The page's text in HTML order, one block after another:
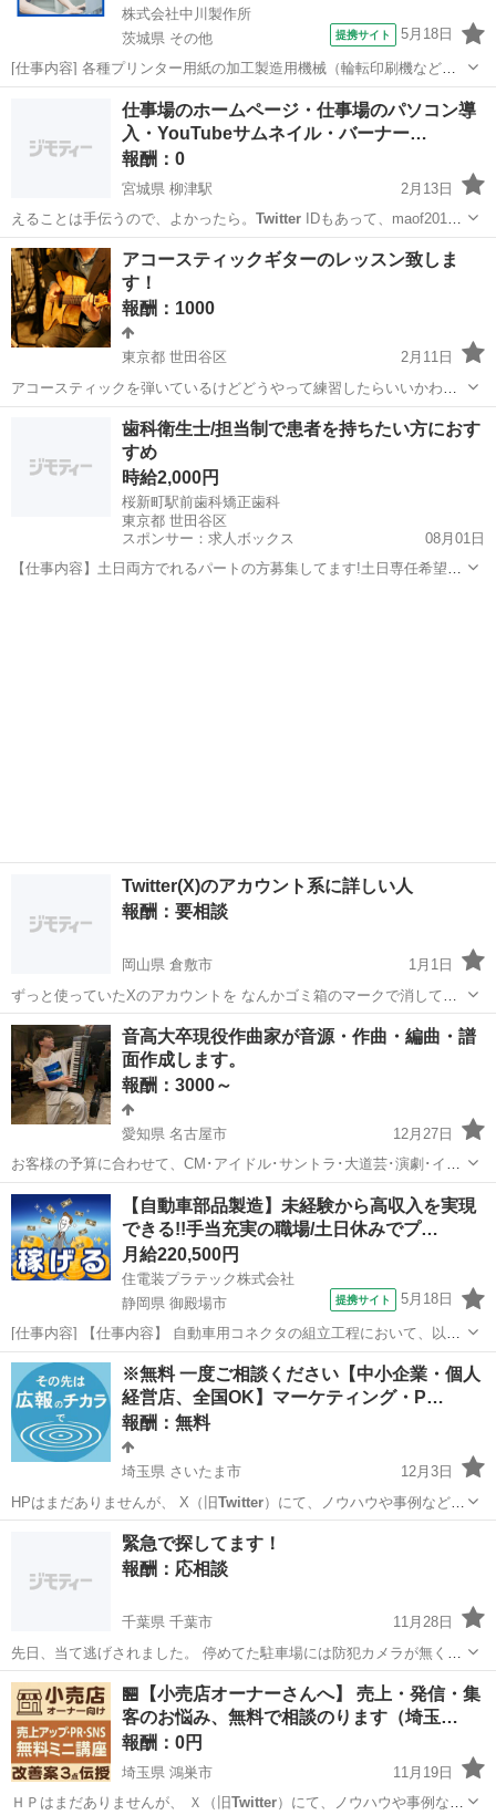
株式会社中川製作所
茨城県 その他
提携サイト 5月18日
[仕事内容] 各種プリンター用紙の加工製造用機械（輪転印刷機など）
の 操作をお任せします。 ＜具体的には…＞ ・印刷機械やスリッター
機の操作、製品の製造 ・製品に応じた機械の設定・調整 （裁断・型
抜き・ミシン目・穴開け加...
工場
仕事場のホームページ・仕事場のパソコン導
入・YouTubeサムネイル・バーナー…
報酬：0
宮城県 柳津駅
2月13日
えることは手伝うので、よかったら。 TwitterIDもあって、maof2015
と…
宮城 登米市 教えたい
アコースティックギターのレッスン致しま
す！
報酬：1000
東京都 世田谷区
2月11日
アコースティックを弾いているけどどうやって練習したらいいかわか
らない、この曲が弾きたい…など悩みがあるかと思います。 そんな方
にマンツーマンでレッスンをさせて頂きます。 都心から行ける範囲で
あれば場所はどこでも大丈夫...
世田谷区 教えたい 場所
歯科衛生士/担当制で患者を持ちたい方におす
すめ
時給2,000円
桜新町駅前歯科矯正歯科
東京都 世田谷区
スポンサー：求人ボックス
08月01日
【仕事内容】土日両方でれるパートの方募集してます!土日専任希望で
Twitter(X)のアカウント系に詳しい人
報酬：要相談
岡山県 倉敷市
1月1日
ずっと使っていたXのアカウントを なんかゴミ箱のマークで消してし
まって、 それから新しいアカウントを作って しまって、、、 どうや
ったら最初に使っていた アカウントに戻せますかあ😭😭
岡山 倉敷市 教えて Twitter
音高大卒現役作曲家が音源・作曲・編曲・譜
面作成します。
報酬：3000～
愛知県 名古屋市
12月27日
お客様の予算に合わせて、CM･アイドル･サントラ･大道芸･演劇･イベ
ント･ミュージカル･歌モノのオリジナル楽曲・音源制作・譜面制作な
ど音楽に関わることに関して相談の上請け負います。 作品一覧はこち
ら → https...
愛知 名古屋市 その他 楽曲提供
【自動車部品製造】未経験から高収入を実現
できる!!手当充実の職場/土日休みでプ…
月給220,500円
住電装プラテック株式会社
静岡県 御殿場市
提携サイト 5月18日
[仕事内容] 【仕事内容】 自動車用コネクタの組立工程において、以下
業務をお願いいたします。 ■組立自動機の操作 ■生産段取り ■箱替え ■
材料供給及び補助作業 （業務の変更の範囲） 会社が定める範囲の業務
（勤務地の変...
静岡 御殿場市 工場
※無料 一度ご相談ください【中小企業・個人
経営店、全国OK】マーケティング・P…
報酬：無料
埼玉県 さいたま市
12月3日
HPはまだありませんが、 X（旧Twitter）にて、ノウハウや事例など、
発信中…
さいたま市 手伝いたい/助けたい
緊急で探してます！
報酬：応相談
千葉県 千葉市
11月28日
先日、当て逃げされました。 停めてた駐車場には防犯カメラが無く手
掛かりがドラレコの映像のみになります。 画質が悪く、ナンバーを認
識できません。 どなたか映像に強い方、ぜひ協力していただけません
か。 本当にお願いします！
千葉 千葉市 手伝って/助けて ナンバー
🏪【小売店オーナーさんへ】 売上・発信・集
客のお悩み、無料で相談のります（埼玉…
報酬：0円
埼玉県 鴻巣市
11月19日
ＨＰはまだありませんが、 Ｘ（旧Twitter）にて、ノウハウや事例な